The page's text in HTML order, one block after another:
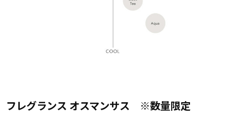
フレグランス オスマンサス ※数量限定